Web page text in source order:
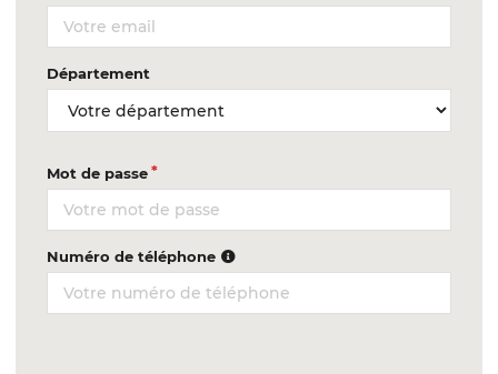
Département
Mot de passe
Numéro de téléphone